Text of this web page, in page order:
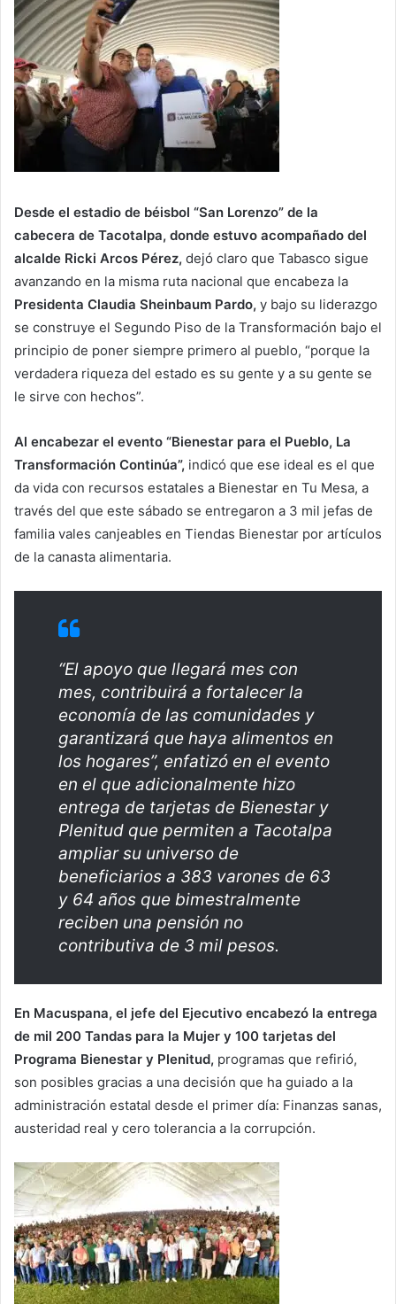
Desde el estadio de béisbol “San Lorenzo” de la
cabecera de Tacotalpa, donde estuvo acompañado del
alcalde Ricki Arcos Pérez, dejó claro que Tabasco sigue
avanzando en la misma ruta nacional que encabeza la
Presidenta Claudia Sheinbaum Pardo, y bajo su liderazgo
se construye el Segundo Piso de la Transformación bajo el
principio de poner siempre primero al pueblo, “porque la
verdadera riqueza del estado es su gente y a su gente se
le sirve con hechos”.
Al encabezar el evento “Bienestar para el Pueblo, La
Transformación Continúa”, indicó que ese ideal es el que
da vida con recursos estatales a Bienestar en Tu Mesa, a
través del que este sábado se entregaron a 3 mil jefas de
familia vales canjeables en Tiendas Bienestar por artículos
de la canasta alimentaria.
“El apoyo que llegará mes con
mes, contribuirá a fortalecer la
economía de las comunidades y
garantizará que haya alimentos en
los hogares”, enfatizó en el evento
en el que adicionalmente hizo
entrega de tarjetas de Bienestar y
Plenitud que permiten a Tacotalpa
ampliar su universo de
beneficiarios a 383 varones de 63
y 64 años que bimestralmente
reciben una pensión no
contributiva de 3 mil pesos.
En Macuspana, el jefe del Ejecutivo encabezó la entrega
de mil 200 Tandas para la Mujer y 100 tarjetas del
Programa Bienestar y Plenitud, programas que refirió,
son posibles gracias a una decisión que ha guiado a la
administración estatal desde el primer día: Finanzas sanas,
austeridad real y cero tolerancia a la corrupción.